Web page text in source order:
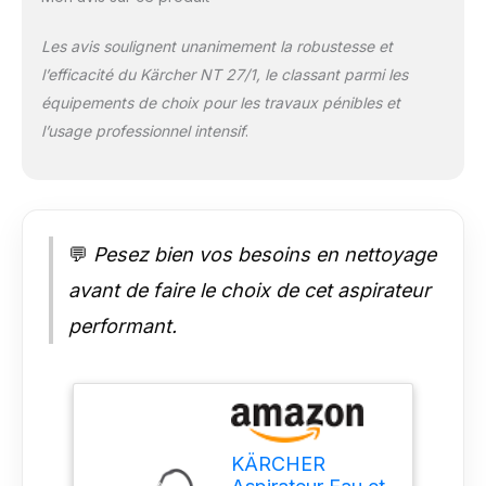
équipé d’une
protection anti-chocs
tout autour, qui
protège l’appareil et
d’aspiration de 2,5 m,
2 tubes d’aspiration
filtre papier
Les avis soulignent unanimement la robustesse et
l’efficacité du Kärcher NT 27/1, le classant parmi les
équipements de choix pour les travaux pénibles et
l’usage professionnel intensif.
💬 Pesez bien vos besoins en nettoyage
avant de faire le choix de cet aspirateur
performant.
KÄRCHER